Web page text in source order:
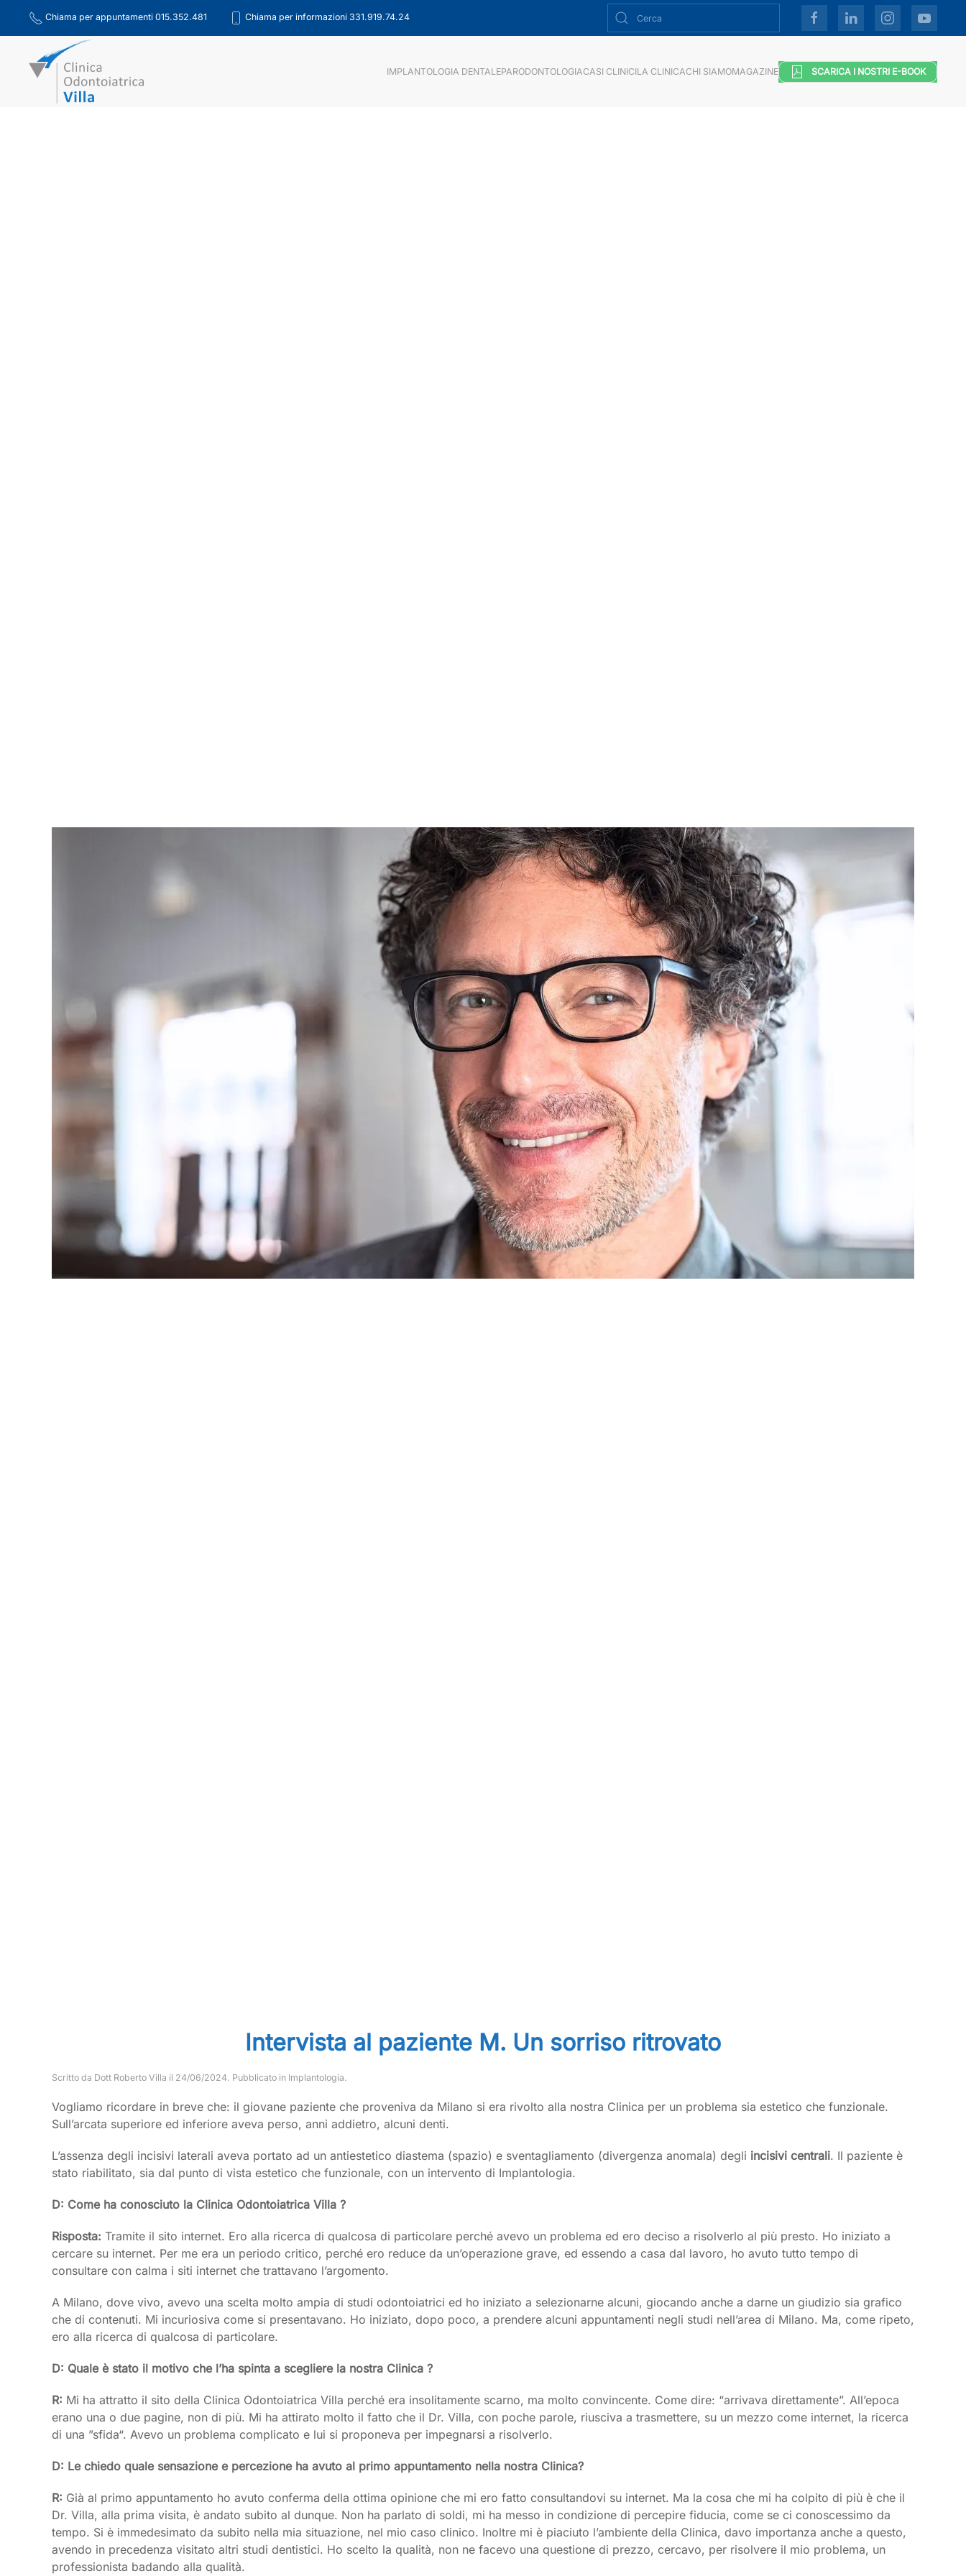
Skip to main content
Chiama per appuntamenti 015.352.481 Chiama per informazioni 331.919.74.24
IMPLANTOLOGIA DENTALEPARODONTOLOGIACASI CLINICILA CLINICACHI SIAMOMAGAZINE SCARICA I NOSTRI E-BOOK
Intervista al paziente M. Un sorriso ritrovato
Scritto da Dott Roberto Villa il 24/06/2024. Pubblicato in Implantologia.
Vogliamo ricordare in breve che: il giovane paziente che proveniva da Milano si era rivolto alla nostra Clinica per un problema sia estetico che funzionale.
Sull’arcata superiore ed inferiore aveva perso, anni addietro, alcuni denti.
L’assenza degli incisivi laterali aveva portato ad un antiestetico diastema (spazio) e sventagliamento (divergenza anomala) degli incisivi centrali. Il paziente è
stato riabilitato, sia dal punto di vista estetico che funzionale, con un intervento di Implantologia.
D: Come ha conosciuto la Clinica Odontoiatrica Villa ?
Risposta: Tramite il sito internet. Ero alla ricerca di qualcosa di particolare perché avevo un problema ed ero deciso a risolverlo al più presto. Ho iniziato a
cercare su internet. Per me era un periodo critico, perché ero reduce da un’operazione grave, ed essendo a casa dal lavoro, ho avuto tutto tempo di
consultare con calma i siti internet che trattavano l’argomento.
A Milano, dove vivo, avevo una scelta molto ampia di studi odontoiatrici ed ho iniziato a selezionarne alcuni, giocando anche a darne un giudizio sia grafico
che di contenuti. Mi incuriosiva come si presentavano. Ho iniziato, dopo poco, a prendere alcuni appuntamenti negli studi nell’area di Milano. Ma, come ripeto,
ero alla ricerca di qualcosa di particolare.
D: Quale è stato il motivo che l’ha spinta a scegliere la nostra Clinica ?
R: Mi ha attratto il sito della Clinica Odontoiatrica Villa perché era insolitamente scarno, ma molto convincente. Come dire: “arrivava direttamente”. All’epoca
erano una o due pagine, non di più. Mi ha attirato molto il fatto che il Dr. Villa, con poche parole, riusciva a trasmettere, su un mezzo come internet, la ricerca
di una ”sfida“. Avevo un problema complicato e lui si proponeva per impegnarsi a risolverlo.
D: Le chiedo quale sensazione e percezione ha avuto al primo appuntamento nella nostra Clinica?
R: Già al primo appuntamento ho avuto conferma della ottima opinione che mi ero fatto consultandovi su internet. Ma la cosa che mi ha colpito di più è che il
Dr. Villa, alla prima visita, è andato subito al dunque. Non ha parlato di soldi, mi ha messo in condizione di percepire fiducia, come se ci conoscessimo da
tempo. Si è immedesimato da subito nella mia situazione, nel mio caso clinico. Inoltre mi è piaciuto l’ambiente della Clinica, davo importanza anche a questo,
avendo in precedenza visitato altri studi dentistici. Ho scelto la qualità, non ne facevo una questione di prezzo, cercavo, per risolvere il mio problema, un
professionista badando alla qualità.